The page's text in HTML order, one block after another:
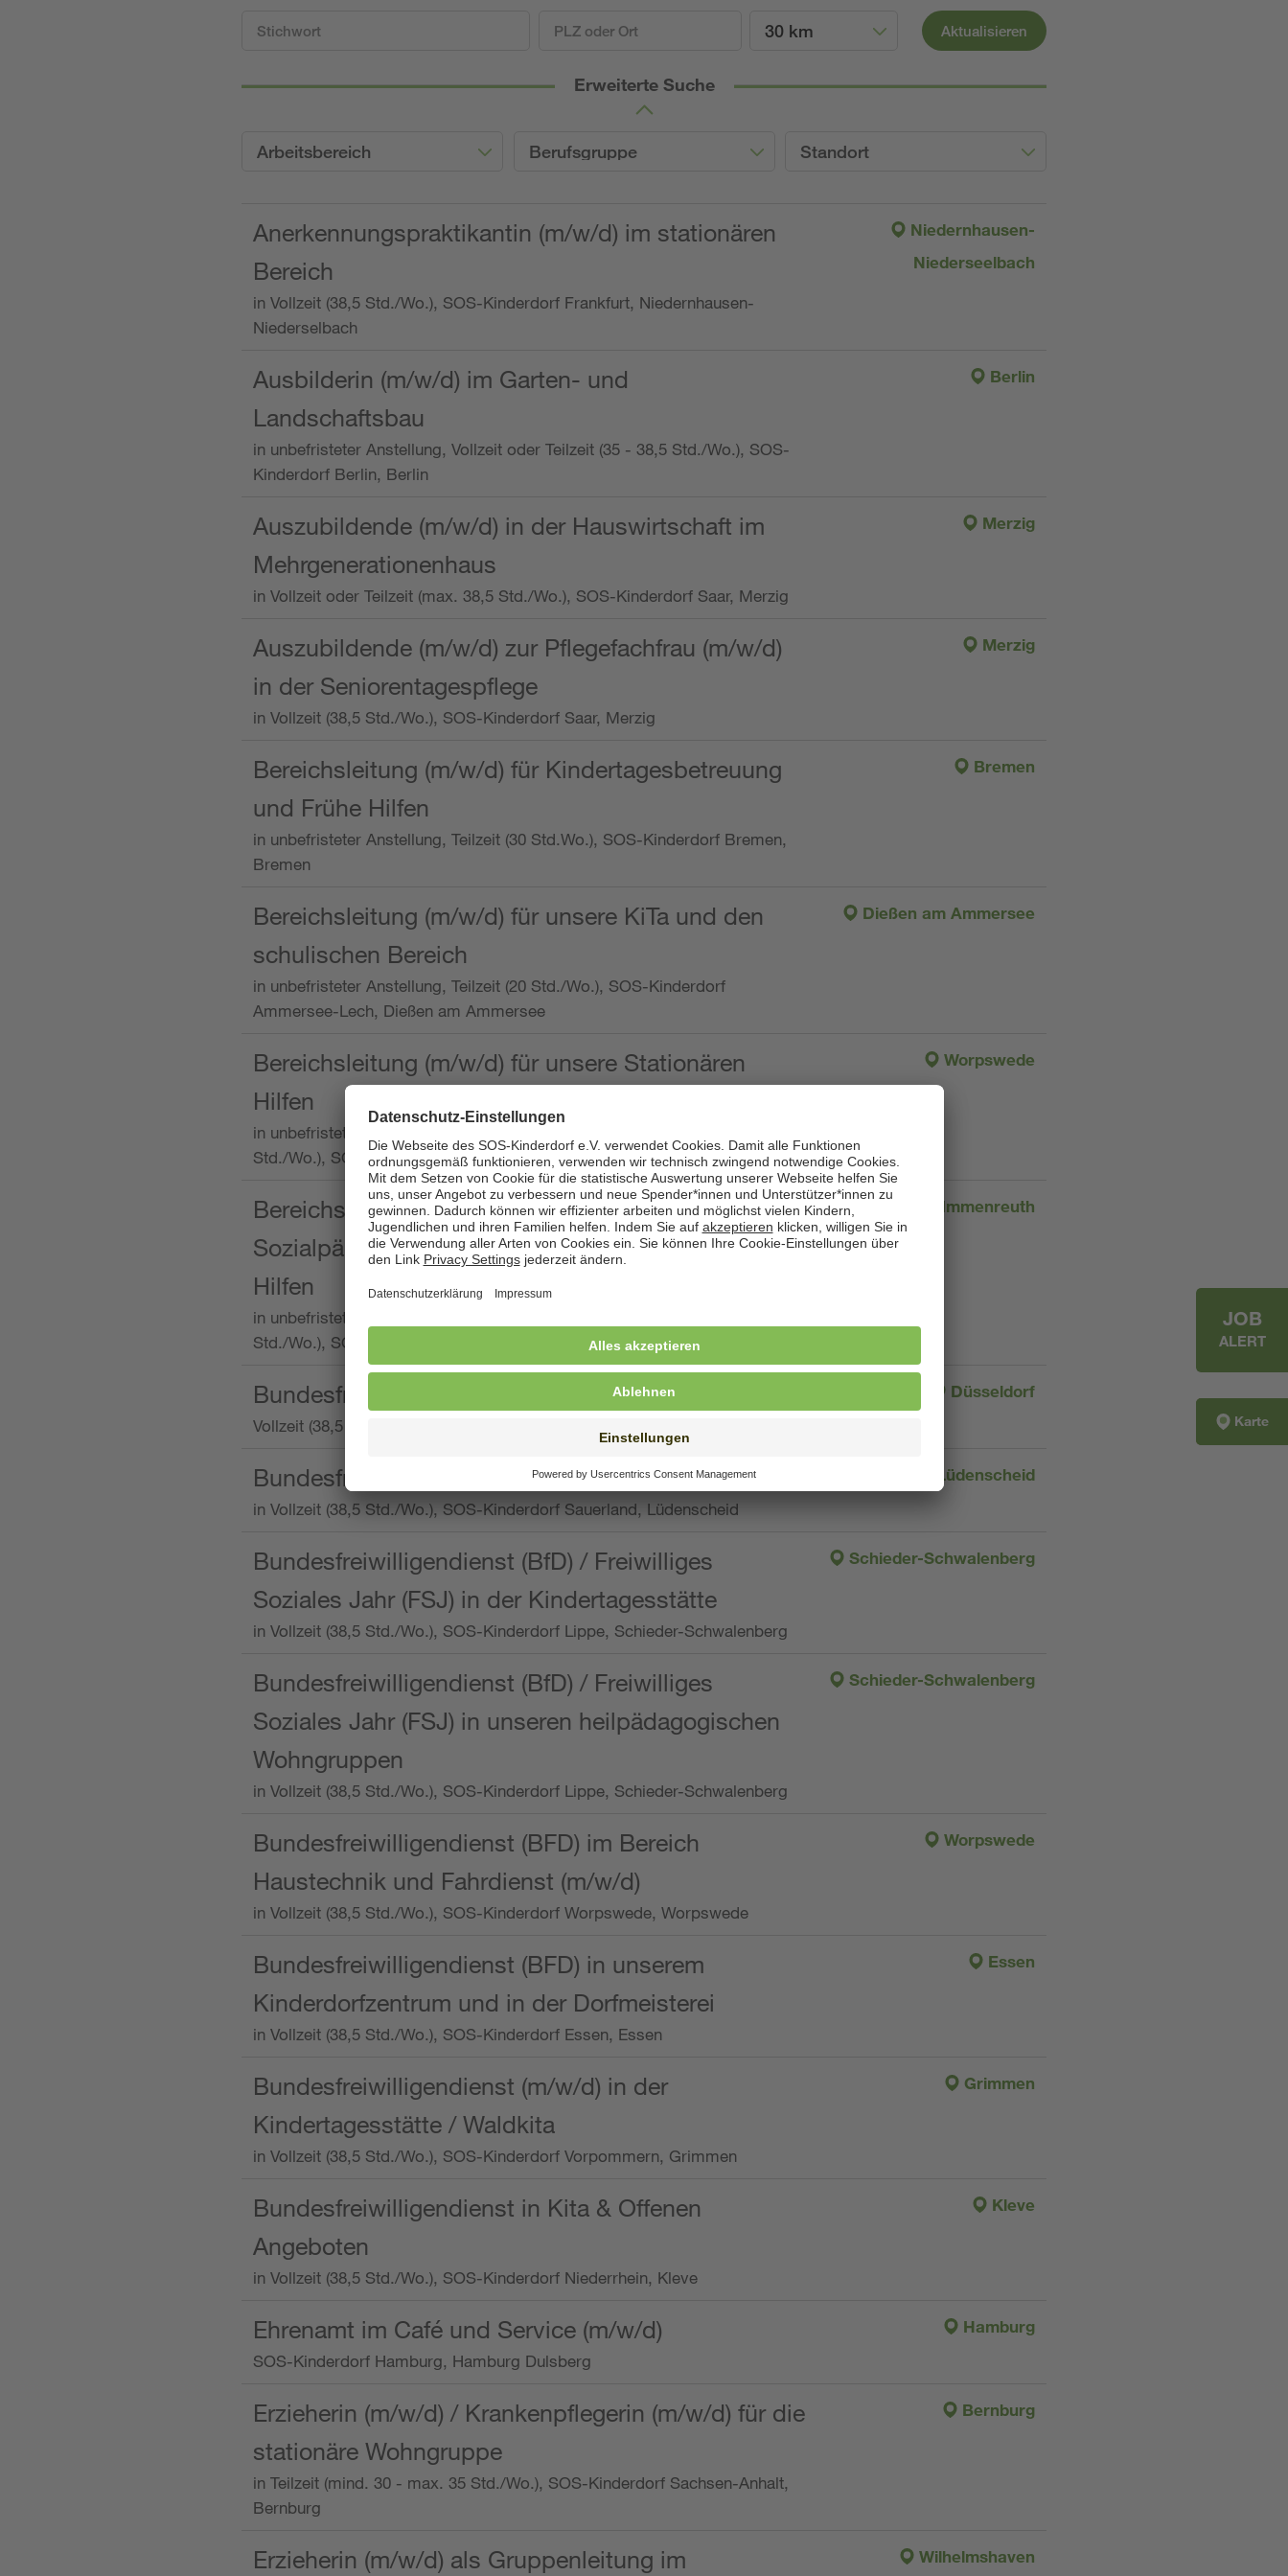
30 km Aktualisieren
Erweiterte Suche
Arbeitsbereich Berufsgruppe Standort
Anerkennungspraktikantin (m/w/d) im stationären
Bereich
in Vollzeit (38,5 Std./Wo.), SOS-Kinderdorf Frankfurt, Niedernhausen-
Niederselbach
Niedernhausen-
Niederseelbach
Ausbilderin (m/w/d) im Garten- und
Landschaftsbau
in unbefristeter Anstellung, Vollzeit oder Teilzeit (35 - 38,5 Std./Wo.), SOS-
Kinderdorf Berlin, Berlin
Berlin
Auszubildende (m/w/d) in der Hauswirtschaft im
Mehrgenerationenhaus
in Vollzeit oder Teilzeit (max. 38,5 Std./Wo.), SOS-Kinderdorf Saar, Merzig
Merzig
Auszubildende (m/w/d) zur Pflegefachfrau (m/w/d)
in der Seniorentagespflege
in Vollzeit (38,5 Std./Wo.), SOS-Kinderdorf Saar, Merzig
Merzig
Bereichsleitung (m/w/d) für Kindertagesbetreuung
und Frühe Hilfen
in unbefristeter Anstellung, Teilzeit (30 Std.Wo.), SOS-Kinderdorf Bremen,
Bremen
Bremen
Bereichsleitung (m/w/d) für unsere KiTa und den
schulischen Bereich
in unbefristeter Anstellung, Teilzeit (20 Std./Wo.), SOS-Kinderdorf
Ammersee-Lech, Dießen am Ammersee
Dießen am Ammersee
Bereichsleitung (m/w/d) für unsere Stationären
Hilfen
in unbefristeter Anstellung, Vollzeit oder Teilzeit (mind. 30 - max. 38,5
Std./Wo.), SOS-Kinderdorf Worpswede,
Worpswede
Bereichsleitung mit der Qualifikation als
Sozialpädagogin (m/w/d) und die Ambulanten
Hilfen
in unbefristeter Anstellung, Vollzeit oder Teilzeit (min. 34 bis max. 38,5
Std./Wo.), SOS-Kinderdorf Oberpfalz, Immenreuth
Immenreuth
Bundesfreiwilligendienst
Vollzeit (38,5 Stunden pro Woche), SOS-Kinderdorf Düsseldorf
Düsseldorf
Bundesfreiwilligendienst
in Vollzeit (38,5 Std./Wo.), SOS-Kinderdorf Sauerland, Lüdenscheid
Lüdenscheid
Bundesfreiwilligendienst (BfD) / Freiwilliges
Soziales Jahr (FSJ) in der Kindertagesstätte
in Vollzeit (38,5 Std./Wo.), SOS-Kinderdorf Lippe, Schieder-Schwalenberg
Schieder-Schwalenberg
Bundesfreiwilligendienst (BfD) / Freiwilliges
Soziales Jahr (FSJ) in unseren heilpädagogischen
Wohngruppen
in Vollzeit (38,5 Std./Wo.), SOS-Kinderdorf Lippe, Schieder-Schwalenberg
Schieder-Schwalenberg
Bundesfreiwilligendienst (BFD) im Bereich
Haustechnik und Fahrdienst (m/w/d)
in Vollzeit (38,5 Std./Wo.), SOS-Kinderdorf Worpswede, Worpswede
Worpswede
Bundesfreiwilligendienst (BFD) in unserem
Kinderdorfzentrum und in der Dorfmeisterei
in Vollzeit (38,5 Std./Wo.), SOS-Kinderdorf Essen, Essen
Essen
Bundesfreiwilligendienst (m/w/d) in der
Kindertagesstätte / Waldkita
in Vollzeit (38,5 Std./Wo.), SOS-Kinderdorf Vorpommern, Grimmen
Grimmen
Bundesfreiwilligendienst in Kita & Offenen
Angeboten
in Vollzeit (38,5 Std./Wo.), SOS-Kinderdorf Niederrhein, Kleve
Kleve
Ehrenamt im Café und Service (m/w/d)
SOS-Kinderdorf Hamburg, Hamburg Dulsberg
Hamburg
Erzieherin (m/w/d) / Krankenpflegerin (m/w/d) für die
stationäre Wohngruppe
in Teilzeit (mind. 30 - max. 35 Std./Wo.), SOS-Kinderdorf Sachsen-Anhalt,
Bernburg
Bernburg
Erzieherin (m/w/d) als Gruppenleitung im Wilhelmshaven
JOB
ALERT
Karte